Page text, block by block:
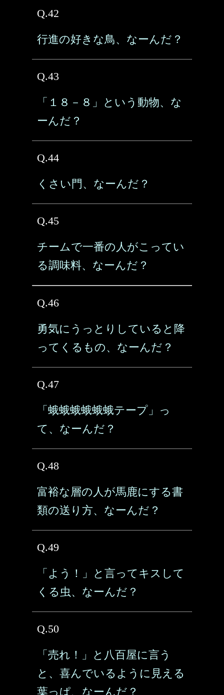
Q.42
行進の好きな鳥、なーんだ？
Q.43
「１８－８」という動物、な
ーんだ？
Q.44
くさい門、なーんだ？
Q.45
チームで一番の人がこってい
る調味料、なーんだ？
Q.46
勇気にうっとりしていると降
ってくるもの、なーんだ？
Q.47
「蛾蛾蛾蛾蛾蛾テープ」っ
て、なーんだ？
Q.48
富裕な層の人が馬鹿にする書
類の送り方、なーんだ？
Q.49
「よう！」と言ってキスして
くる虫、なーんだ？
Q.50
「売れ！」と八百屋に言う
と、喜んでいるように見える
葉っぱ、なーんだ？